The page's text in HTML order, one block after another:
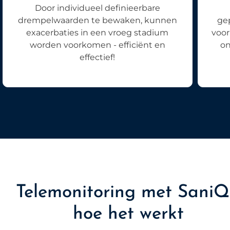
Door individueel definieerbare
drempelwaarden te bewaken, kunnen
exacerbaties in een vroeg stadium
worden voorkomen - efficiënt en
effectief!
Telemonitoring met
hoe het werkt